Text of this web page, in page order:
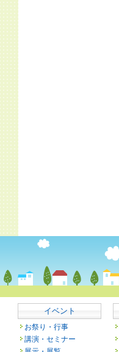
イベント
お祭り・行事
講演・セミナー